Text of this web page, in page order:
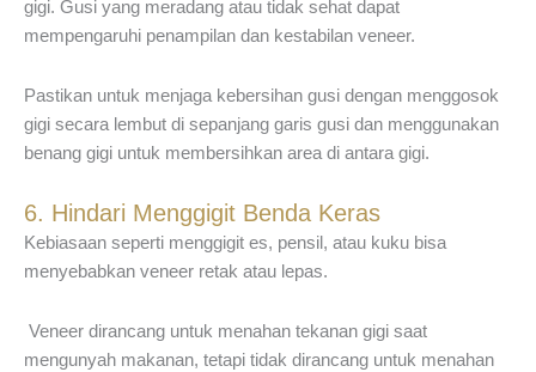
gigi. Gusi yang meradang atau tidak sehat dapat
mempengaruhi penampilan dan kestabilan veneer.
Pastikan untuk menjaga kebersihan gusi dengan menggosok
gigi secara lembut di sepanjang garis gusi dan menggunakan
benang gigi untuk membersihkan area di antara gigi.
6. Hindari Menggigit Benda Keras
Kebiasaan seperti menggigit es, pensil, atau kuku bisa
menyebabkan veneer retak atau lepas.
Veneer dirancang untuk menahan tekanan gigi saat
mengunyah makanan, tetapi tidak dirancang untuk menahan